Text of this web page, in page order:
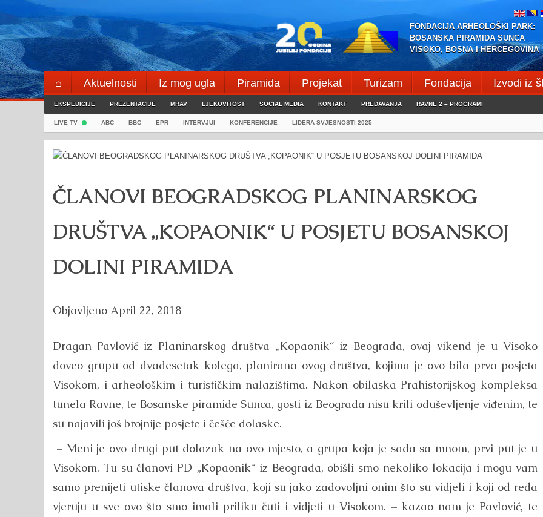
Skip
to
content
FONDACIJA ARHEOLOŠKI PARK:
BOSANSKA PIRAMIDA SUNCA
VISOKO, BOSNA I HERCEGOVINA
⌂ Aktuelnosti Iz mog ugla Piramida Projekat Turizam Fondacija Izvodi iz
Blogeri
⌖
EKSPEDICIJE PREZENTACIJE MRAV LJEKOVITOST SOCIAL MEDIA KONTAKT PREDAVANJA RAVNE 2 – PROGRAMI
LIVE TV ABC BBC EPR INTERVJUI KONFERENCIJE LIDERA SVJESNOSTI 2025
ČLANOVI BEOGRADSKOG PLANINARSKOG
DRUŠTVA „KOPAONIK“ U POSJETU BOSANSKOJ
DOLINI PIRAMIDA
Objavljeno April 22, 2018
Dragan Pavlović iz Planinarskog društva „Kopaonik“ iz Beograda, ovaj vikend je u Visoko
doveo grupu od dvadesetak kolega, planirana ovog društva, kojima je ovo bila prva posjeta
Visokom, i arheološkim i turističkim nalazištima. Nakon obilaska Prahistorijskog kompleksa
tunela Ravne, te Bosanske piramide Sunca, gosti iz Beograda nisu krili oduševljenje viđenim, te
su najavili još brojnije posjete i češće dolaske.
– Meni je ovo drugi put dolazak na ovo mjesto, a grupa koja je sada sa mnom, prvi put je u
Visokom. Tu su članovi PD „Kopaonik“ iz Beograda, obišli smo nekoliko lokacija i mogu vam
samo prenijeti utiske članova društva, koji su jako zadovoljni onim što su vidjeli i koji od reda
vjeruju u sve ovo što smo imali priliku čuti i vidjeti u Visokom. – kazao nam je Pavlović, te